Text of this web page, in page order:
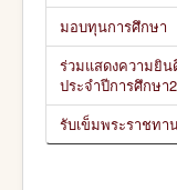
มอบทุนการศึกษา
ร่วมแสดงความยิ
ประจำปีการศึกษา
รับเข็มพระราชทา